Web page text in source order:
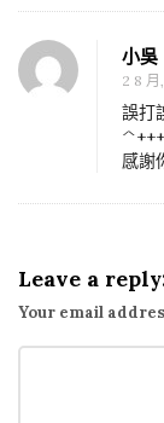
決
小吳
2 8
誤打
感謝
Leave a
Your email